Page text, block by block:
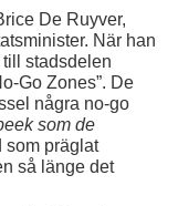
De Ruyver,
När han
stadsdelen
Go Zones”. De
några no-go
som de
som präglat
så länge det